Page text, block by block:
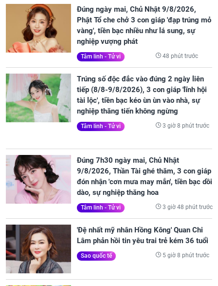
Đúng ngày mai, Chủ Nhật 9/8/2026,
Phật Tổ che chở 3 con giáp 'đạp trúng mỏ
vàng', tiền bạc nhiều như lá sung, sự
nghiệp vượng phát
Tâm linh - Tử vi 48 phút trước
Trúng số độc đắc vào đúng 2 ngày liên
tiếp (8/8-9/8/2026), 3 con giáp 'lĩnh hội
tài lộc', tiền bạc kéo ùn ùn vào nhà, sự
nghiệp thăng tiến không ngừng
Tâm linh - Tử vi 3 giờ 8 phút trước
Đúng 7h30 ngày mai, Chủ Nhật
9/8/2026, Thần Tài ghé thăm, 3 con giáp
đón nhận 'cơn mưa may mắn', tiền bạc dồi
dào, sự nghiệp thăng hoa
Tâm linh - Tử vi 3 giờ 48 phút trước
'Đệ nhất mỹ nhân Hồng Kông' Quan Chi
Lâm phản hồi tin yêu trai trẻ kém 36 tuổi
Sao quốc tế 5 giờ 8 phút trước